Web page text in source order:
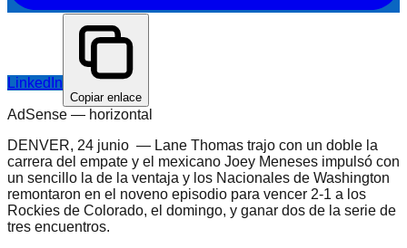
LinkedIn
Copiar enlace
AdSense — horizontal
DENVER, 24 junio — Lane Thomas trajo con un doble la
carrera del empate y el mexicano Joey Meneses impulsó con
un sencillo la de la ventaja y los Nacionales de Washington
remontaron en el noveno episodio para vencer 2-1 a los
Rockies de Colorado, el domingo, y ganar dos de la serie de
tres encuentros.